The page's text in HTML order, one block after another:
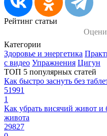
Рейтинг статьи
Категории
Здоровье и энергетика
с видео Упражнения Цигун
ТОП 5 популярных статей
Как быстро заснуть без
51991
1
Как убрать висячий живот и
живота
29827